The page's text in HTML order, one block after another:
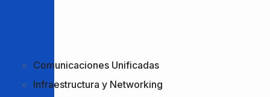
Comunicaciones Unificadas
Infraestructura y Networking